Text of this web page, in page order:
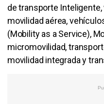
de transporte
movilidad aérea,
(Mobility as a Service),
micromovilidad,
movilidad integrada y